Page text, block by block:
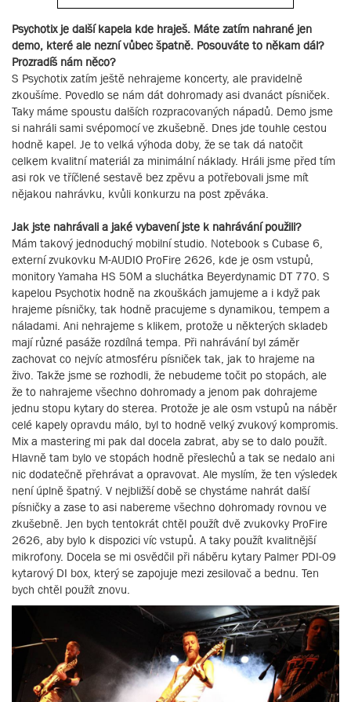
Psychotix je další kapela kde hraješ. Máte zatím nahrané jen
demo, které ale nezní vůbec špatně. Posouváte to někam dál?
Prozradíš nám něco?
S Psychotix zatím ještě nehrajeme koncerty, ale pravidelně
zkoušíme. Povedlo se nám dát dohromady asi dvanáct písniček.
Taky máme spoustu dalších rozpracovaných nápadů. Demo jsme
si nahráli sami svépomocí ve zkušebně. Dnes jde touhle cestou
hodně kapel. Je to velká výhoda doby, že se tak dá natočit
celkem kvalitní materiál za minimální náklady. Hráli jsme před tím
asi rok ve tříčlené sestavě bez zpěvu a potřebovali jsme mít
nějakou nahrávku, kvůli konkurzu na post zpěváka.
Jak jste nahrávali a jaké vybavení jste k nahrávání použili?
Mám takový jednoduchý mobilní studio. Notebook s Cubase 6,
externí zvukovku M-AUDIO ProFire 2626, kde je osm vstupů,
monitory Yamaha HS 50M a sluchátka Beyerdynamic DT 770. S
kapelou Psychotix hodně na zkouškách jamujeme a i když pak
hrajeme písničky, tak hodně pracujeme s dynamikou, tempem a
náladami. Ani nehrajeme s klikem, protože u některých skladeb
mají různé pasáže rozdílná tempa. Při nahrávání byl záměr
zachovat co nejvíc atmosféru písniček tak, jak to hrajeme na
živo. Takže jsme se rozhodli, že nebudeme točit po stopách, ale
že to nahrajeme všechno dohromady a jenom pak dohrajeme
jednu stopu kytary do sterea. Protože je ale osm vstupů na náběr
celé kapely opravdu málo, byl to hodně velký zvukový kompromis.
Mix a mastering mi pak dal docela zabrat, aby se to dalo použít.
Hlavně tam bylo ve stopách hodně přeslechů a tak se nedalo ani
nic dodatečně přehrávat a opravovat. Ale myslím, že ten výsledek
není úplně špatný. V nejbližší době se chystáme nahrát další
písničky a zase to asi nabereme všechno dohromady rovnou ve
zkušebně. Jen bych tentokrát chtěl použít dvě zvukovky ProFire
2626, aby bylo k dispozici víc vstupů. A taky použít kvalitnější
mikrofony. Docela se mi osvědčil při náběru kytary Palmer PDI-09
kytarový DI box, který se zapojuje mezi zesilovač a bednu. Ten
bych chtěl použít znovu.